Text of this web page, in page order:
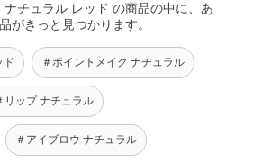
チュラル レッド の商品の中に、あ
がきっと見つかります。
ド ＃ポイントメイク ナチュラル
リップ ナチュラル
＃アイブロウ ナチュラル